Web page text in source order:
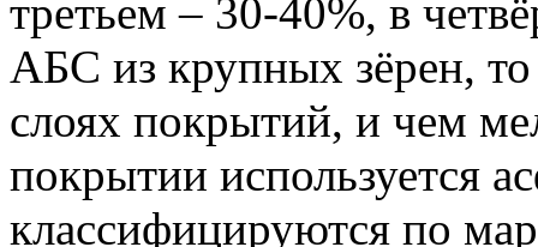
третьем – 30-40%, в
АБС из крупных зёрен,
слоях покрытий, и чем
покрытии используется
классифицируются по